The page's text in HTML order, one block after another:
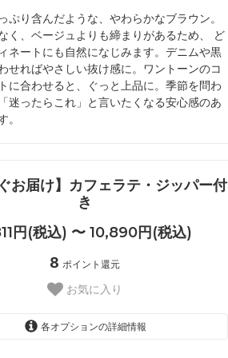
ぷり含んだような、やわらかなブラウン。
く、ベージュよりも締まりがあるため、 ど
ネートにも自然になじみます。デニムや黒
せればやさしい抜け感に。ワントーンのコ
に合わせると、ぐっと上品に。季節を問わ
迷ったらこれ」と言いたくなる安心感のあ
。
お届け】カフェラテ・ジッパー付
き
円(税込) 〜 10,890円(税込)
8 ポイント還元
お気に入り
各オプションの詳細情報